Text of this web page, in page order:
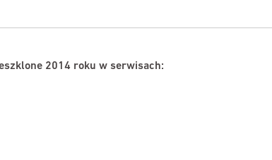
2014 roku w serwisach: